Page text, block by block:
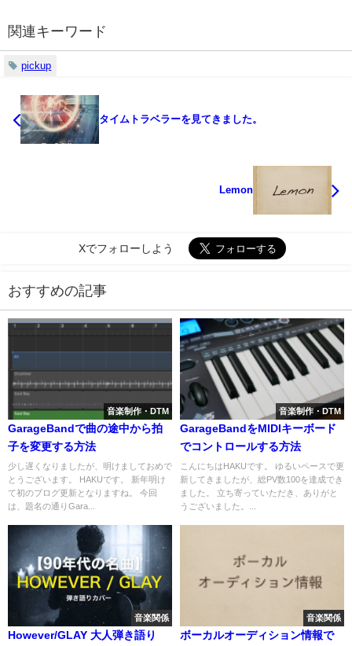
関連キーワード
pickup
タイムトラベラーを見てきました。
Lemon
Xでフォローしよう
おすすめの記事
音楽制作・DTM
GarageBandで曲の途中から拍
子を変更する方法
少し遅くなりましたが、明けましておめで
とうございます。 HAKUです。 新年明け
て初のブログ更新となりますね。 今回
は、題名の通りGara...
音楽制作・DTM
GarageBandをMIDIキーボード
でコントロールする方法
こんにちはHAKUです。 ゆるいペースで更
新してきましたが、総PV数100を達成でき
ました。 立ち寄っていただき、ありがと
うございました。...
音楽関係
However/GLAY 大人弾き語り
音楽関係
ボーカルオーディション情報で